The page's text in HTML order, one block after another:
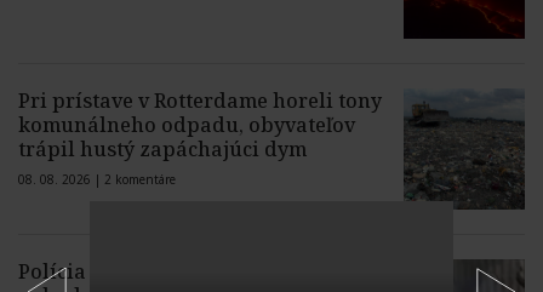
Pri prístave v Rotterdame horeli tony
komunálneho odpadu, obyvateľov
trápil hustý zapáchajúci dym
08. 08. 2026 | 2 komentáre
Polícia vyšetruje piatkovú dopravnú